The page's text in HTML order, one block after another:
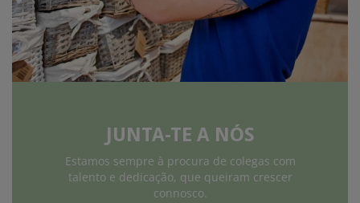
JUNTA-TE A NÓS
Estamos sempre à procura de colegas com
talento e dedicação, que queiram crescer
connosco.